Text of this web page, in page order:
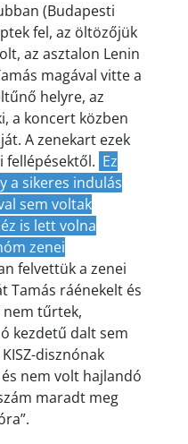
(Budapesti
fel, az öltözőjük
az asztalon Lenin
magával vitte a
helyre, az
a koncert közben
A zenekart ezek
fellépésektől. Ez
a sikeres indulás
sem voltak
is lett volna
zenei
felvettük a zenei
Tamás ráénekelt és
nem tűrtek,
kezdetű dalt sem
disznónak
nem volt hajlandó
maradt meg